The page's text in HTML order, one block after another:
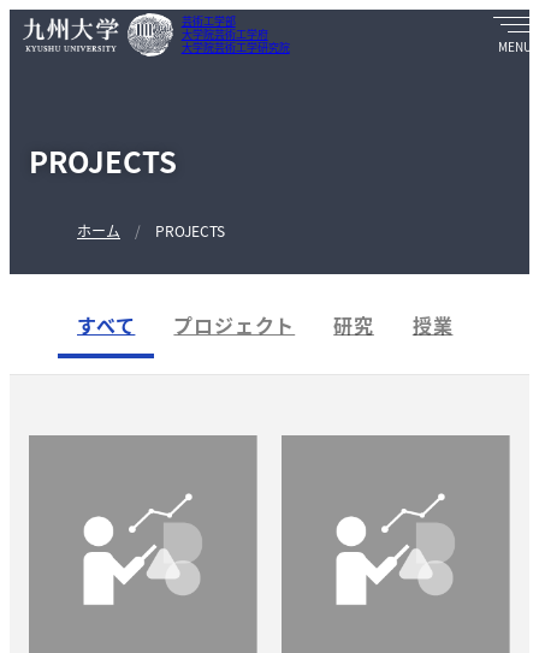
芸術工学部
大学院芸術工学府
大学院芸術工学研究院
PROJECTS
ホーム PROJECTS
すべて プロジェクト 研究 授業